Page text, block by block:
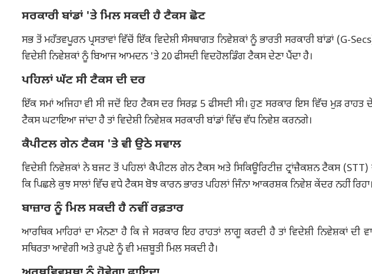
ਸਰਕਾਰੀ ਬਾਂਡਾਂ 'ਤੇ ਮਿਲ ਸਕਦੀ ਹੈ ਟੈਕਸ ਛੋਟ
ਸਭ ਤੋਂ ਮਹੱਤਵਪੂਰਨ ਪ੍ਰਸਤਾਵਾਂ ਵਿੱਚੋਂ ਇੱਕ ਵਿਦੇਸ਼ੀ ਸੰਸਥਾਗਤ ਨਿਵੇਸ਼ਕਾਂ ਨੂੰ ਭਾਰਤੀ ਸਰਕਾਰੀ ਬਾਂਡਾਂ (G-
ਵਿਦੇਸ਼ੀ ਨਿਵੇਸ਼ਕਾਂ ਨੂੰ ਬਿਆਜ ਆਮਦਨ 'ਤੇ 20 ਫੀਸਦੀ ਵਿਦਹੋਲਡਿੰਗ ਟੈਕਸ ਦੇਣਾ ਪੈਂਦਾ ਹੈ।
ਪਹਿਲਾਂ ਘੱਟ ਸੀ ਟੈਕਸ ਦੀ ਦਰ
ਇੱਕ ਸਮਾਂ ਅਜਿਹਾ ਵੀ ਸੀ ਜਦੋਂ ਇਹ ਟੈਕਸ ਦਰ ਸਿਰਫ਼ 5 ਫੀਸਦੀ ਸੀ। ਹੁਣ ਸਰਕਾਰ ਇਸ ਵਿੱਚ ਮੁੜ ਰਾਹਤ
ਟੈਕਸ ਘਟਾਇਆ ਜਾਂਦਾ ਹੈ ਤਾਂ ਵਿਦੇਸ਼ੀ ਨਿਵੇਸ਼ਕ ਸਰਕਾਰੀ ਬਾਂਡਾਂ ਵਿੱਚ ਵੱਧ ਨਿਵੇਸ਼ ਕਰਨਗੇ।
ਕੈਪੀਟਲ ਗੇਨ ਟੈਕਸ 'ਤੇ ਵੀ ਉਠੇ ਸਵਾਲ
ਵਿਦੇਸ਼ੀ ਨਿਵੇਸ਼ਕਾਂ ਨੇ ਬਜਟ ਤੋਂ ਪਹਿਲਾਂ ਕੈਪੀਟਲ ਗੇਨ ਟੈਕਸ ਅਤੇ ਸਿਕਿਊਰਿਟੀਜ਼ ਟ੍ਰਾਂਜ਼ੈਕਸ਼ਨ ਟੈਕਸ (STT)
ਕਿ ਪਿਛਲੇ ਕੁਝ ਸਾਲਾਂ ਵਿੱਚ ਵਧੇ ਟੈਕਸ ਬੋਝ ਕਾਰਨ ਭਾਰਤ ਪਹਿਲਾਂ ਜਿੰਨਾ ਆਕਰਸ਼ਕ ਨਿਵੇਸ਼ ਕੇਂਦਰ ਨਹੀਂ ਰਿਹਾ।
ਬਾਜ਼ਾਰ ਨੂੰ ਮਿਲ ਸਕਦੀ ਹੈ ਨਵੀਂ ਰਫ਼ਤਾਰ
ਆਰਥਿਕ ਮਾਹਿਰਾਂ ਦਾ ਮੰਨਣਾ ਹੈ ਕਿ ਜੇ ਸਰਕਾਰ ਇਹ ਰਾਹਤਾਂ ਲਾਗੂ ਕਰਦੀ ਹੈ ਤਾਂ ਵਿਦੇਸ਼ੀ ਨਿਵੇਸ਼ਕਾਂ
ਸਥਿਰਤਾ ਆਵੇਗੀ ਅਤੇ ਰੁਪਏ ਨੂੰ ਵੀ ਮਜ਼ਬੂਤੀ ਮਿਲ ਸਕਦੀ ਹੈ।